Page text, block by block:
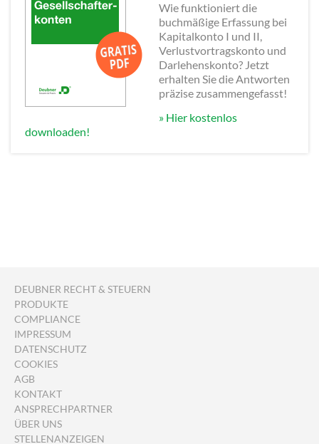
Wie funktioniert die
buchmäßige Erfassung bei
Kapitalkonto I und II,
Verlustvortragskonto und
Darlehenskonto? Jetzt
erhalten Sie die Antworten
präzise zusammengefasst!
» Hier kostenlos
downloaden!
DEUBNER RECHT & STEUERN
PRODUKTE
COMPLIANCE
IMPRESSUM
DATENSCHUTZ
COOKIES
AGB
KONTAKT
ANSPRECHPARTNER
ÜBER UNS
STELLENANZEIGEN